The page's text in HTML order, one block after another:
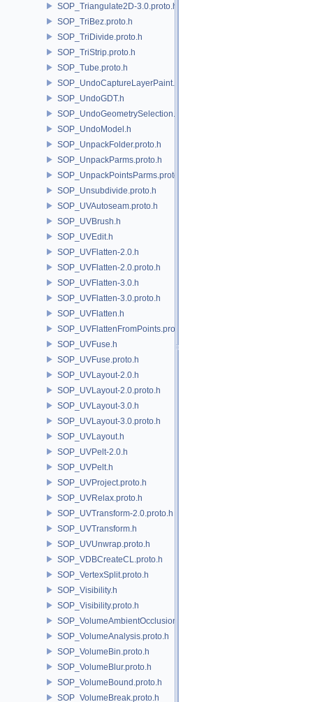
SOP_Triangulate2D-3.0.proto.h
SOP_TriBez.proto.h
SOP_TriDivide.proto.h
SOP_TriStrip.proto.h
SOP_Tube.proto.h
SOP_UndoCaptureLayerPaint.h
SOP_UndoGDT.h
SOP_UndoGeometrySelection.h
SOP_UndoModel.h
SOP_UnpackFolder.proto.h
SOP_UnpackParms.proto.h
SOP_UnpackPointsParms.proto.h
SOP_Unsubdivide.proto.h
SOP_UVAutoseam.proto.h
SOP_UVBrush.h
SOP_UVEdit.h
SOP_UVFlatten-2.0.h
SOP_UVFlatten-2.0.proto.h
SOP_UVFlatten-3.0.h
SOP_UVFlatten-3.0.proto.h
SOP_UVFlatten.h
SOP_UVFlattenFromPoints.proto.h
SOP_UVFuse.h
SOP_UVFuse.proto.h
SOP_UVLayout-2.0.h
SOP_UVLayout-2.0.proto.h
SOP_UVLayout-3.0.h
SOP_UVLayout-3.0.proto.h
SOP_UVLayout.h
SOP_UVPelt-2.0.h
SOP_UVPelt.h
SOP_UVProject.proto.h
SOP_UVRelax.proto.h
SOP_UVTransform-2.0.proto.h
SOP_UVTransform.h
SOP_UVUnwrap.proto.h
SOP_VDBCreateCL.proto.h
SOP_VertexSplit.proto.h
SOP_Visibility.h
SOP_Visibility.proto.h
SOP_VolumeAmbientOcclusion.proto.h
SOP_VolumeAnalysis.proto.h
SOP_VolumeBin.proto.h
SOP_VolumeBlur.proto.h
SOP_VolumeBound.proto.h
SOP_VolumeBreak.proto.h